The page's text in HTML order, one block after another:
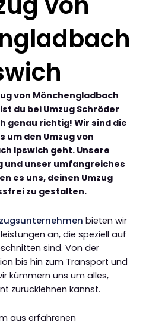
von Mönchengladbach
du bei Umzug Schröder
genau richtig! Wir sind die
um den Umzug von
Ipswich geht. Unsere
und unser umfangreiches
es uns, deinen Umzug
zu gestalten.
bieten wir
an, die speziell auf
sind. Von der
bis hin zum Transport und
kümmern uns um alles,
zurücklehnen kannst.
aus erfahrenen